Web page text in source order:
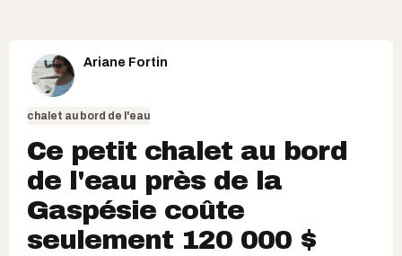
Ariane Fortin
chalet au bord de l'eau
Ce petit chalet au bord
de l'eau près de la
Gaspésie coûte
seulement 120 000 $